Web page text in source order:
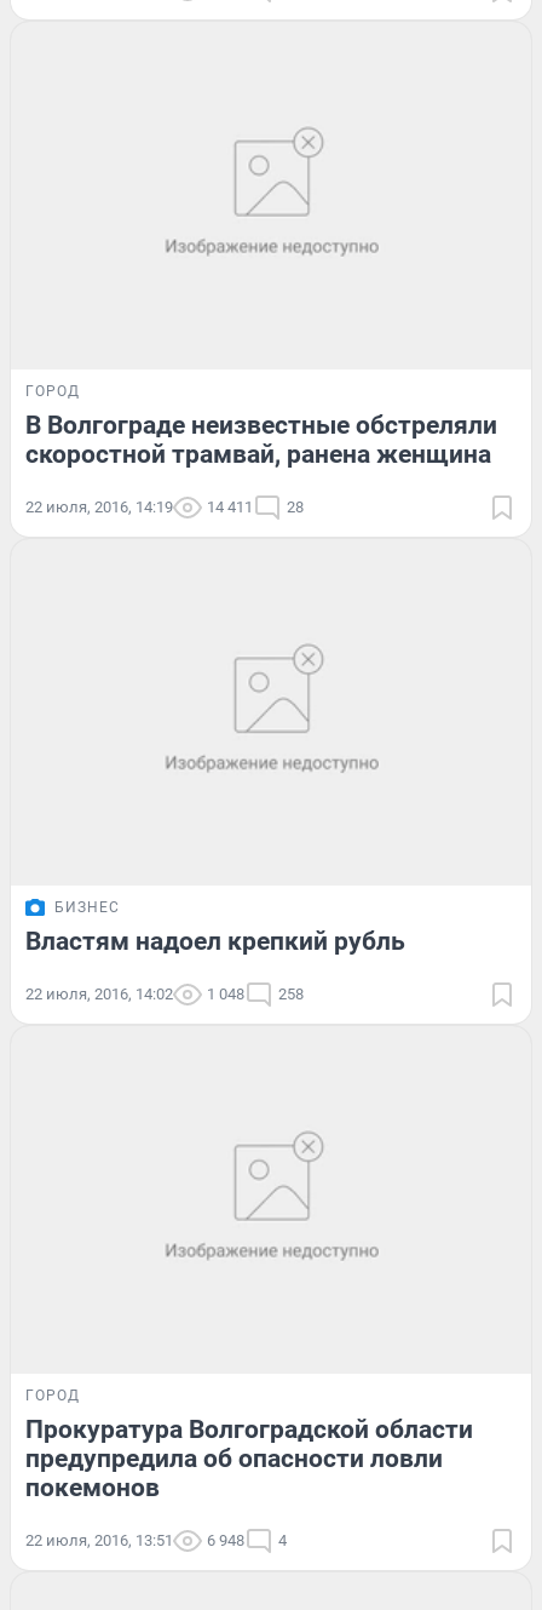
ГОРОД
В Волгограде неизвестные обстреляли
скоростной трамвай, ранена женщина
22 июля, 2016, 14:19 14 411 28
БИЗНЕС
Властям надоел крепкий рубль
22 июля, 2016, 14:02 1 048 258
ГОРОД
Прокуратура Волгоградской области
предупредила об опасности ловли
покемонов
22 июля, 2016, 13:51 6 948 4